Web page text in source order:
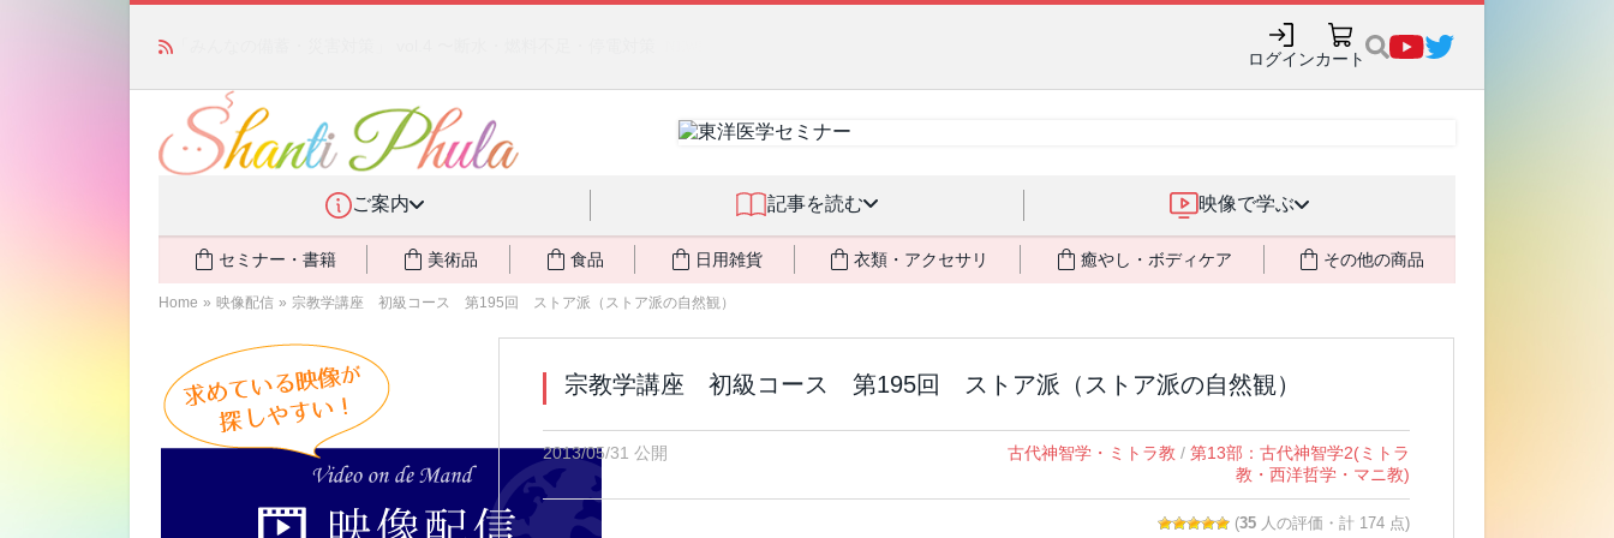
ログインカート
ご案内 記事を読む 映像で学ぶ
セミナー・書籍 美術品 食品 日用雑貨 衣類・アクセサリ 癒やし・ボディケア その他の商品
Home » 映像配信 » 宗教学講座 初級コース 第195回 ストア派（ストア派の自然観）
宗教学講座 初級コース 第195回 ストア派（ストア派の自然観）
2013/05/31 公開 古代神智学・ミトラ教 / 第13部：古代神智学2(ミトラ
教・西洋哲学・マニ教)
(35 人の評価・計 174 点)